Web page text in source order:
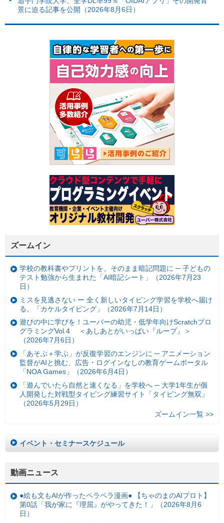
景に迫る記事を公開（2026年8月6日）
ズームイン
学校の教科書やプリントを、そのまま暗記問題に ─ 子どもの
テスト勉強から生まれた「AI暗記シート」（2026年7月23
日）
ミスを見逃さない ー 全く新しいタイピング学習を学校へ届け
る。「カケルタイピング」（2026年7月14日）
遊びの中に学びを！ユーバーの幼児・低学年向けScratchプロ
グラミングVol.4 ＜あしあとがいっぱい『ループ』＞
（2026年7月6日）
「あそぶ＋学ぶ」が反復学習のエンジンに ─ アニメーション
監督がAIと挑む、広告・ログインなしの教育ゲームポータル
「NOA Games」（2026年6月4日）
「遊んでいたら自然と速くなる」を学校へ ─ 大学1年生が個
人開発した対戦型タイピング練習サイト「タイピング無双」
（2026年5月29日）
ズームイン一覧 >>
イベント・セミナースケジュール
動画ニュース
●絵も文もAIが作ったペラペラ漫画● 【ちゃのまのAIプロト】
第0話「我が家に『理屈』がやってきた！」（2026年8月6
日）